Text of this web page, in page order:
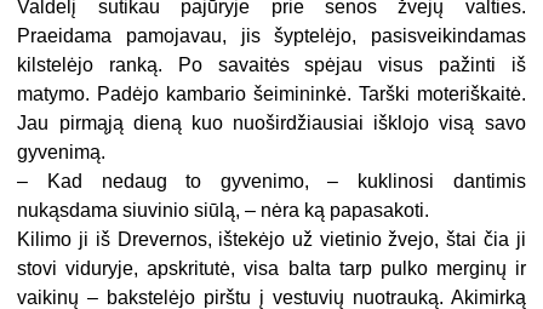
Valdelį sutikau pajūryje prie senos žvejų valties.
Praeidama pamojavau, jis šyptelėjo, pasisveikindamas
kilstelėjo ranką. Po savaitės spėjau visus pažinti iš
matymo. Padėjo kambario šeimininkė. Tarški moteriškaitė.
Jau pirmąją dieną kuo nuoširdžiausiai išklojo visą savo
gyvenimą.
– Kad nedaug to gyvenimo, – kuklinosi dantimis
nukąsdama siuvinio siūlą, – nėra ką papasakoti.
Kilimo ji iš Drevernos, ištekėjo už vietinio žvejo, štai čia ji
stovi viduryje, apskritutė, visa balta tarp pulko merginų ir
vaikinų – bakstelėjo pirštu į vestuvių nuotrauką. Akimirką